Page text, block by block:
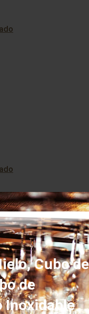
Cubo de
de
Inoxidable